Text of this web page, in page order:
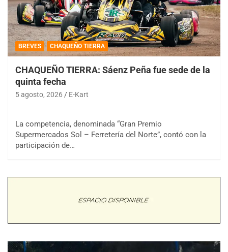
BREVES CHAQUEÑO TIERRA
CHAQUEÑO TIERRA: Sáenz Peña fue sede de la
quinta fecha
5 agosto, 2026 E-Kart
La competencia, denominada “Gran Premio
Supermercados Sol – Ferretería del Norte”, contó con la
participación de…